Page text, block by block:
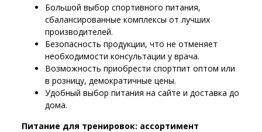
Большой выбор спортивного питания,
сбалансированные комплексы от лучших
производителей.
Безопасность продукции, что не отменяет
необходимости консультации у врача.
Возможность приобрести спортпит оптом или
в розницу, демократичные цены.
Удобный выбор питания на сайте и доставка до
дома.
Питание для тренировок: ассортимент